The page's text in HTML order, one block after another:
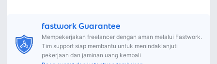
fastwork Guarantee
Mempekerjakan freelancer dengan aman melalui Fastwork.
Tim support siap membantu untuk menindaklanjuti
pekerjaan dan jaminan uang kembali